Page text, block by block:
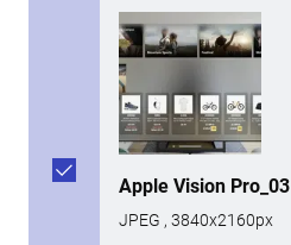
Apple Vision Pro_03
JPEG , 3840x2160px